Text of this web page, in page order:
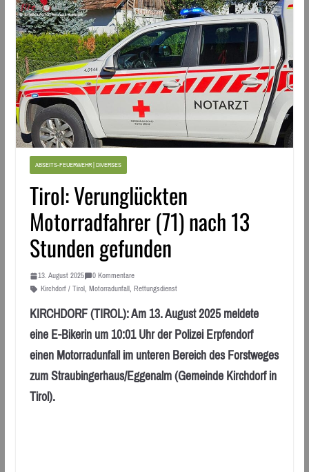
ABSEITS-FEUERWEHR | DIVERSES
Tirol: Verunglückten
Motorradfahrer (71) nach 13
Stunden gefunden
13. August 2025
0 Kommentare
Kirchdorf / Tirol, Motorradunfall, Rettungsdienst
KIRCHDORF (TIROL): Am 13. August 2025 meldete
eine E-Bikerin um 10:01 Uhr der Polizei Erpfendorf
einen Motorradunfall im unteren Bereich des Forstweges
zum Straubingerhaus/Eggenalm (Gemeinde Kirchdorf in
Tirol).